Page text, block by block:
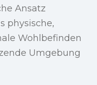
Ansatz
physische,
Wohlbefinden
Umgebung